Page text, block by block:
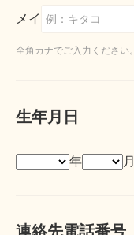
メイ
全角カナでご入力ください。
生年月日
年 月
連絡先電話番号